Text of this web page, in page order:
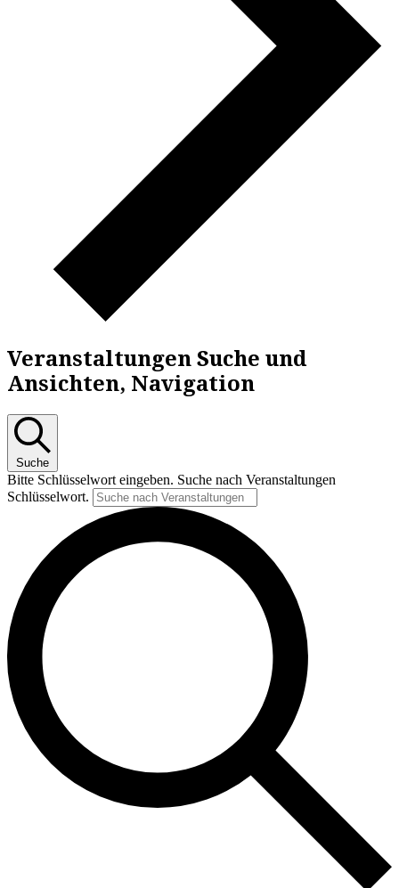
Veranstaltungen Suche und
Ansichten, Navigation
Suche
Bitte Schlüsselwort eingeben. Suche nach Veranstaltungen
Schlüsselwort.